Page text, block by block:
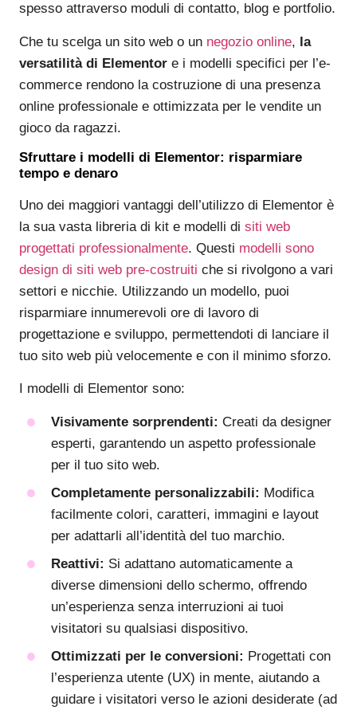
spesso attraverso moduli di contatto, blog e portfolio.
Che tu scelga un sito web o un negozio online, la
versatilità di Elementor e i modelli specifici per l’e-
commerce rendono la costruzione di una presenza
online professionale e ottimizzata per le vendite un
gioco da ragazzi.
Sfruttare i modelli di Elementor: risparmiare
tempo e denaro
Uno dei maggiori vantaggi dell’utilizzo di Elementor è
la sua vasta libreria di kit e modelli di siti web
progettati professionalmente. Questi modelli sono
design di siti web pre-costruiti che si rivolgono a vari
settori e nicchie. Utilizzando un modello, puoi
risparmiare innumerevoli ore di lavoro di
progettazione e sviluppo, permettendoti di lanciare il
tuo sito web più velocemente e con il minimo sforzo.
I modelli di Elementor sono:
Visivamente sorprendenti: Creati da designer
esperti, garantendo un aspetto professionale
per il tuo sito web.
Completamente personalizzabili: Modifica
facilmente colori, caratteri, immagini e layout
per adattarli all’identità del tuo marchio.
Reattivi: Si adattano automaticamente a
diverse dimensioni dello schermo, offrendo
un’esperienza senza interruzioni ai tuoi
visitatori su qualsiasi dispositivo.
Ottimizzati per le conversioni: Progettati con
l’esperienza utente (UX) in mente, aiutando a
guidare i visitatori verso le azioni desiderate (ad